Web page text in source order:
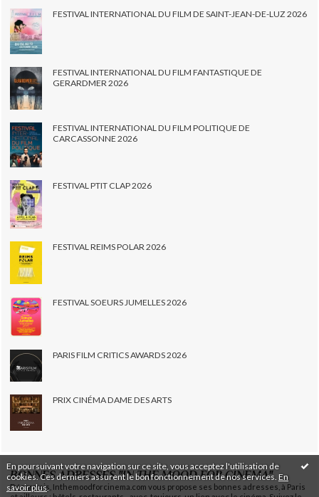
En poursuivant votre navigation sur ce site, vous acceptez l'utilisation de
cookies. Ces derniers assurent le bon fonctionnement de nos services. En
savoir plus.
FESTIVAL INTERNATIONAL DU FILM DE SAINT-JEAN-DE-LUZ 2026
FESTIVAL INTERNATIONAL DU FILM FANTASTIQUE DE
GERARDMER 2026
FESTIVAL INTERNATIONAL DU FILM POLITIQUE DE
CARCASSONNE 2026
FESTIVAL PTIT CLAP 2026
FESTIVAL REIMS POLAR 2026
FESTIVAL SOEURS JUMELLES 2026
PARIS FILM CRITICS AWARDS 2026
PRIX CINÉMA DAME DES ARTS
BONNES ADRESSES "IN THE MOOD FOR CINEMA"
Désormais, Inthemoodforcinema.com vous propose ses bonnes adresses, à Paris